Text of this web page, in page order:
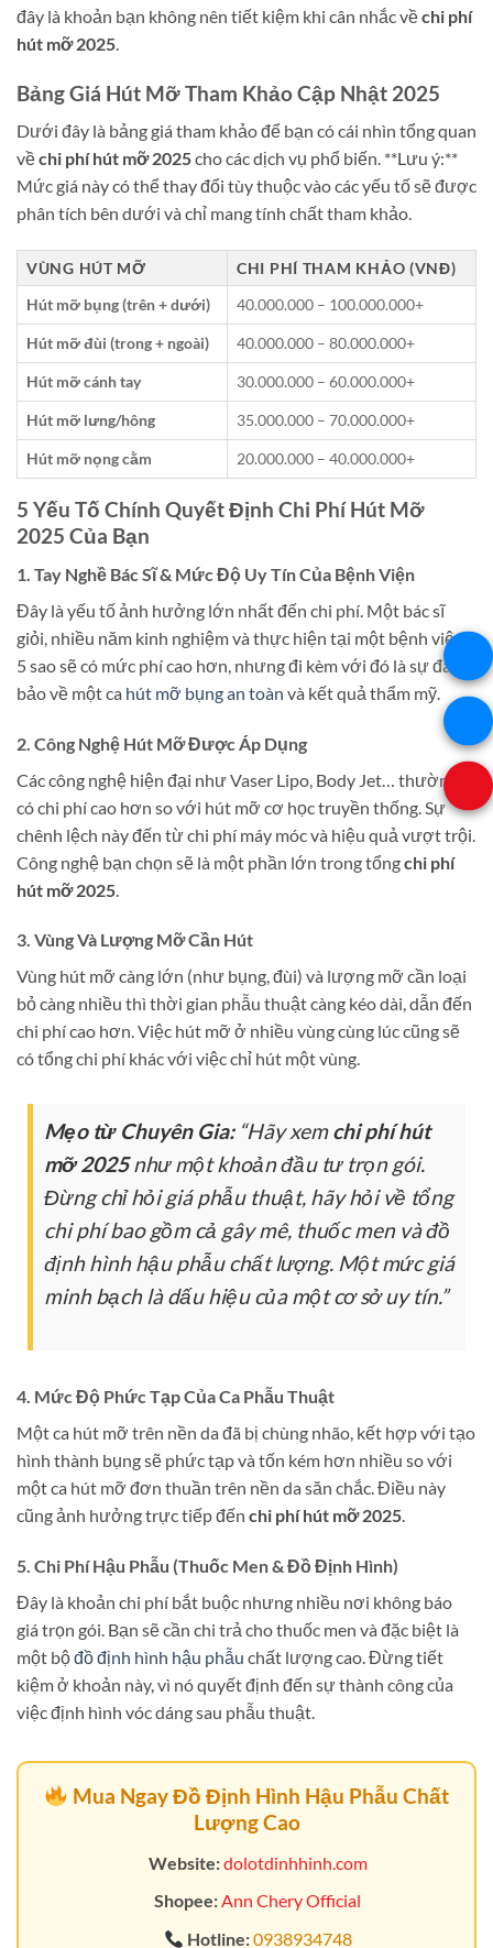
đây là khoản bạn không nên tiết kiệm khi cân nhắc vềchi phí
hút mỡ 2025.
Bảng Giá Hút Mỡ Tham Khảo Cập Nhật 2025
Dưới đây là bảng giá tham khảo để bạn có cái nhìn tổng quan
vềchi phí hút mỡ 2025cho các dịch vụ phổ biến. **Lưu ý:**
Mức giá này có thể thay đổi tùy thuộc vào các yếu tố sẽ được
phân tích bên dưới và chỉ mang tính chất tham khảo.
VÙNG HÚT MỠ
CHI PHÍ THAM KHẢO (VNĐ)
Hút mỡ bụng (trên + dưới)
40.000.000 – 100.000.000+
Hút mỡ đùi (trong + ngoài) 40.000.000 – 80.000.000+
Hút mỡ cánh tay 30.000.000 – 60.000.000+
Hút mỡ lưng/hông 35.000.000 – 70.000.000+
Hút mỡ nọng cằm 20.000.000 – 40.000.000+
5 Yếu Tố Chính Quyết Định Chi Phí Hút Mỡ
2025 Của Bạn
1. Tay Nghề Bác Sĩ & Mức Độ Uy Tín Của Bệnh Viện
Đây là yếu tố ảnh hưởng lớn nhất đến chi phí. Một bác sĩ
giỏi, nhiều năm kinh nghiệm và thực hiện tại một bệnh viện
5 sao sẽ có mức phí cao hơn, nhưng đi kèm với đó là sự đảm
bảo về một ca hút mỡ bụng an toàn và kết quả thẩm mỹ.
2. Công Nghệ Hút Mỡ Được Áp Dụng
Các công nghệ hiện đại như Vaser Lipo, Body Jet… thường
có chi phí cao hơn so với hút mỡ cơ học truyền thống. Sự
chênh lệch này đến từ chi phí máy móc và hiệu quả vượt trội.
Công nghệ bạn chọn sẽ là một phần lớn trong tổngchi phí
hút mỡ 2025
3. Vùng Và Lượng Mỡ Cần Hút
Vùng hút mỡ càng lớn (như bụng, đùi) và lượng mỡ cần loại
bỏ càng nhiều thì thời gian phẫu thuật càng kéo dài, dẫn đến
chi phí cao hơn. Việc hút mỡ ở nhiều vùng cùng lúc cũng sẽ
có tổng chi phí khác với việc chỉ hút một vùng.
Mẹo từ Chuyên Gia:“Hãy xemchi phí hút
mỡ 2025như một khoản đầu tư trọn gói.
Đừng chỉ hỏi giá phẫu thuật, hãy hỏi về tổng
chi phí bao gồm cả gây mê, thuốc men và đồ
định hình hậu phẫu chất lượng. Một mức giá
minh bạch là dấu hiệu của một cơ sở uy tín.”
4. Mức Độ Phức Tạp Của Ca Phẫu Thuật
Một ca hút mỡ trên nền da đã bị chùng nhão, kết hợp với tạo
hình thành bụng sẽ phức tạp và tốn kém hơn nhiều so với
một ca hút mỡ đơn thuần trên nền da săn chắc. Điều này
cũng ảnh hưởng trực tiếp đến chi phí hút mỡ 2025.
5. Chi Phí Hậu Phẫu (Thuốc Men & Đồ Định Hình)
Đây là khoản chi phí bắt buộc nhưng nhiều nơi không báo
giá trọn gói. Bạn sẽ cần chi trả cho thuốc men và đặc biệt là
một bộđồ định hình hậu phẫu chất lượng cao. Đừng tiết
kiệm ở khoản này, vì nó quyết định đến sự thành công của
việc định hình vóc dáng sau phẫu thuật.
Mua Ngay Đồ Định Hình Hậu Phẫu Chất
Lượng Cao
Website:dolotdinhhinh.com
Shopee:Ann Chery Official
Hotline:0938934748